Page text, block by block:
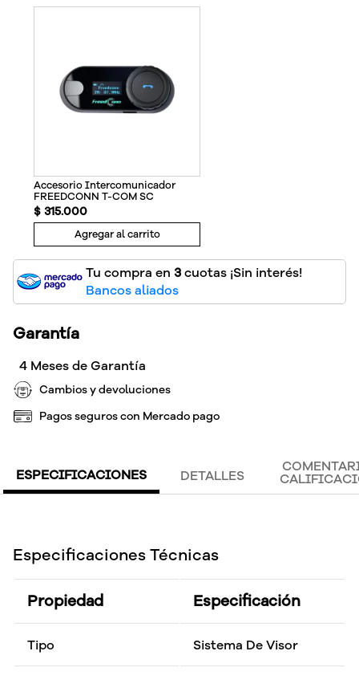
Accesorio Intercomunicador
FREEDCONN T-COM SC
$ 315.000
Agregar al carrito
Tu compra en 3cuotas ¡Sin interés!
Bancos aliados
Garantía
4 Meses de Garantía
Cambios y devoluciones
Pagos seguros con Mercado pago
ESPECIFICACIONES DETALLES
Especificaciones Técnicas
Propiedad Especificación
Tipo Sistema De Visor